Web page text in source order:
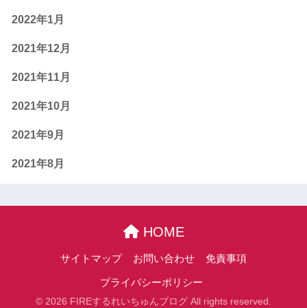
2022年1月
2021年12月
2021年11月
2021年10月
2021年9月
2021年8月
HOME
サイトマップ お問い合わせ 免責事項
プライバシーポリシー
© 2026 FIREするれいちゅんブログ All rights reserved.